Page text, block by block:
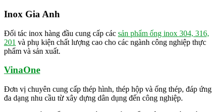
Inox Gia Anh
Đối tác inox hàng đầu cung cấp các sản phẩm ống inox 304, 316,
201 và phụ kiện chất lượng cao cho các ngành công nghiệp thực
phẩm và sản xuất.
VinaOne
Đơn vị chuyên cung cấp thép hình, thép hộp và ống thép, đáp ứng
đa dạng nhu cầu từ xây dựng dân dụng đến công nghiệp.